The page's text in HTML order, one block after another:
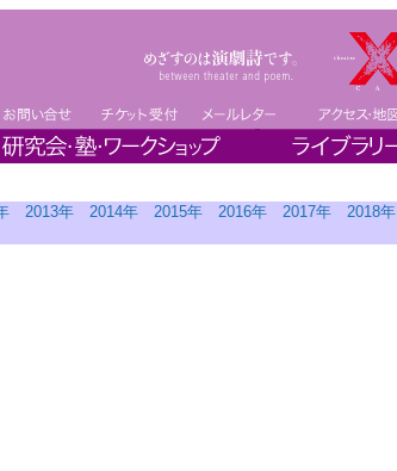
2013年 2014年 2015年 2016年 2017年
2018年